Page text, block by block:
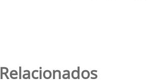
Relacionados